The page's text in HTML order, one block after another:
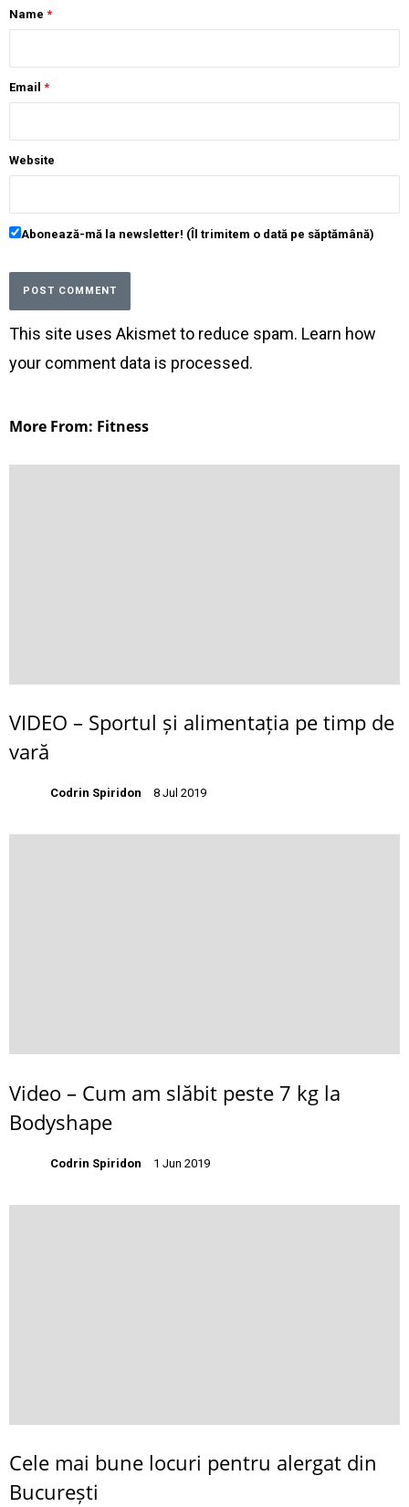
Name *
Email *
Website
Abonează-mă la newsletter! (Îl trimitem o dată pe săptămână)
This site uses Akismet to reduce spam. Learn how
your comment data is processed.
More From: Fitness
VIDEO – Sportul și alimentația pe timp de
vară
Codrin Spiridon 8 Jul 2019
Video – Cum am slăbit peste 7 kg la
Bodyshape
Codrin Spiridon 1 Jun 2019
Cele mai bune locuri pentru alergat din
București